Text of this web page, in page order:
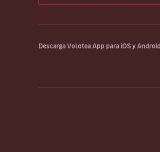
Descarga Volotea App para iOS y Android